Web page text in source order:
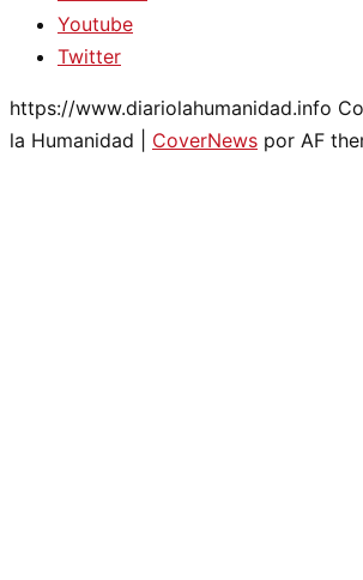
Youtube
Twitter
https://www.diariolahumanidad.info
la Humanidad
CoverNews por AF